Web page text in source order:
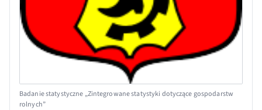
Badanie statystyczne „Zintegrowane statystyki dotyczące gospodarstw
rolnych”